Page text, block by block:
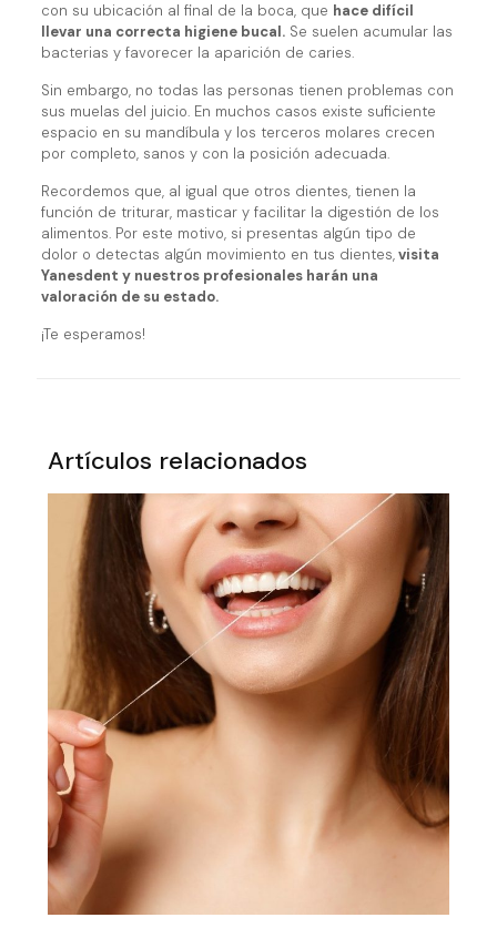
con su ubicación al final de la boca, que hace difícil
llevar una correcta higiene bucal.Se suelen acumular las
bacterias y favorecer la aparición de caries.
Sin embargo, no todas las personas tienen problemas con
sus muelas del juicio. En muchos casos existe suficiente
espacio en su mandíbula y los terceros molares crecen
por completo, sanos y con la posición adecuada.
Recordemos que, al igual que otros dientes, tienen la
función de triturar, masticar y facilitar la digestión de los
alimentos. Por este motivo, si presentas algún tipo de
dolor o detectas algún movimiento en tus dientes,visita
Yanesdent y nuestros profesionales harán una
valoración de su estado.
¡Te esperamos!
Artículos relacionados